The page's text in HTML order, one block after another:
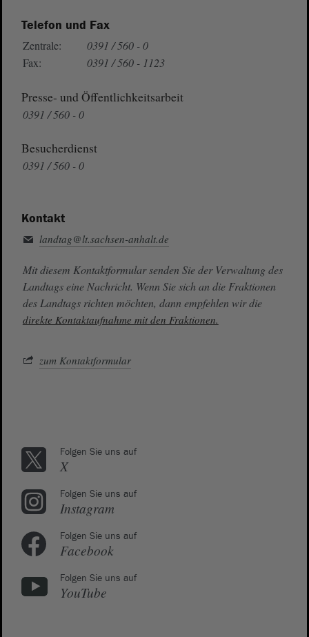
Telefon und Fax
Zentrale:
0391 / 560 - 0
Fax:
0391 / 560 - 1123
Presse- und Öffentlichkeitsarbeit
0391 / 560 - 0
Besucherdienst
0391 / 560 - 0
Kontakt
landtag@lt.sachsen-anhalt.de
Mit diesem Kontaktformular senden Sie der Verwaltung des
Landtags eine Nachricht. Wenn Sie sich an die Fraktionen
des Landtags richten möchten, dann empfehlen wir die
direkte Kontaktaufnahme mit den Fraktionen.
zum Kontaktformular
Folgen Sie uns auf
X
Folgen Sie uns auf
Instagram
Folgen Sie uns auf
Facebook
Folgen Sie uns auf
YouTube